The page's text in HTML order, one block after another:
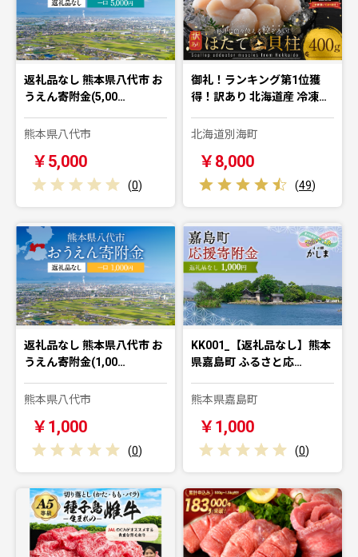
返礼品なし 熊本県八代市 お
うえん寄附金(5,00…
熊本県八代市
￥5,000
(0)
御礼！ランキング第1位獲
得！訳あり 北海道産 冷凍…
北海道別海町
￥8,000
(49)
返礼品なし 熊本県八代市 お
うえん寄附金(1,00…
熊本県八代市
￥1,000
(0)
KK001_【返礼品なし】熊本
県嘉島町 ふるさと応…
熊本県嘉島町
￥1,000
(0)